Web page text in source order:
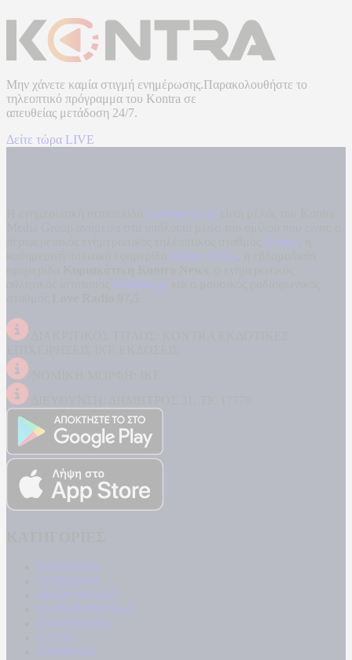
Μην χάνετε καμία στιγμή ενημέρωσης.Παρακολουθήστε το
τηλεοπτικό πρόγραμμα του Kontra σε
απευθείας μετάδοση 24/7.
Δείτε τώρα LIVE
kontranews.gr
Kontra
Kontra News
Filathlos.gr
ΠΟΛΙΤΙΚΗ
ΚΟΙΝΩΝΙΑ
ΜΠΟΥΡΛΟΤΟ
ΠΑΡΑΠΟΛΙΤΙΚΑ
ΟΙΚΟΝΟΜΙΑ
ΥΓΕΙΑ
ΕΝΕΡΓΕΙΑ